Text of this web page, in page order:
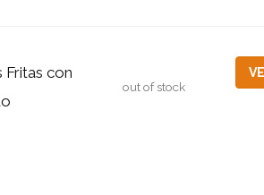
Fritas con
out of stock